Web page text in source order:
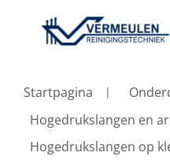
Startpagina
Hogedrukslangen en
Hogedrukslangen op